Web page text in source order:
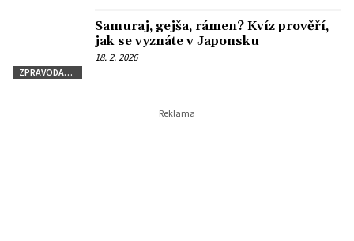
ZPRAVODAJSTVÍ
Samuraj, gejša, rámen? Kvíz prověří,
jak se vyznáte v Japonsku
18. 2. 2026